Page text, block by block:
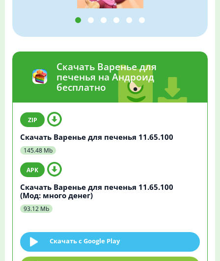
Скачать Варенье для
печенья на Андроид
бесплатно
Скачать Варенье для печенья 11.65.100
145.48 Mb
Скачать Варенье для печенья 11.65.100
(Мод: много денег)
93.12 Mb
Скачать c Google Play